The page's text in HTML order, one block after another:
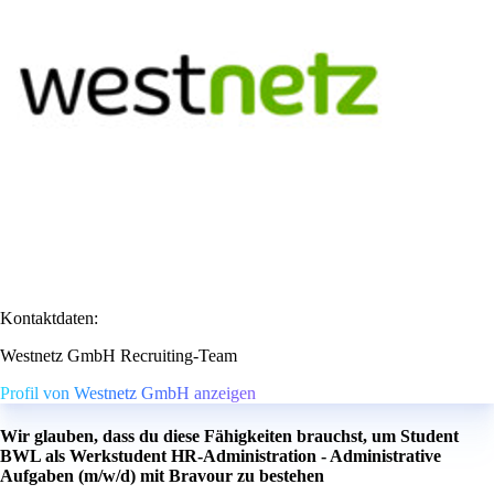
Kontaktdaten:
Westnetz GmbH Recruiting-Team
Profil von Westnetz GmbH anzeigen
Wir glauben, dass du diese Fähigkeiten brauchst, um Student
BWL als Werkstudent HR-Administration - Administrative
Aufgaben (m/w/d) mit Bravour zu bestehen